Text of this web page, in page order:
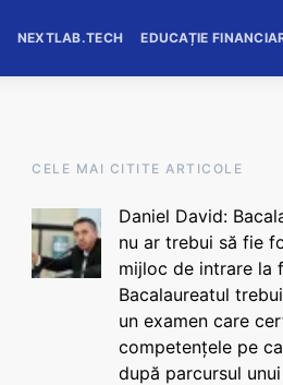
NEXTLAB.TECH EDUCAȚIE
CELE MAI CITITE ARTICOLE
Daniel David:
nu ar trebui să fie
mijloc de intrare la
Bacalaureatul
un examen care
competențele pe
după parcursul unui